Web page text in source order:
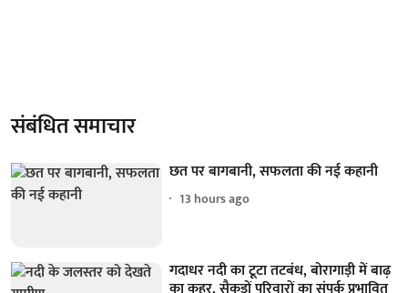
संबंधित समाचार
छत पर बागबानी, सफलता की नई कहानी
13 hours ago
गदाधर नदी का टूटा तटबंध, बोरागाड़ी में बाढ़